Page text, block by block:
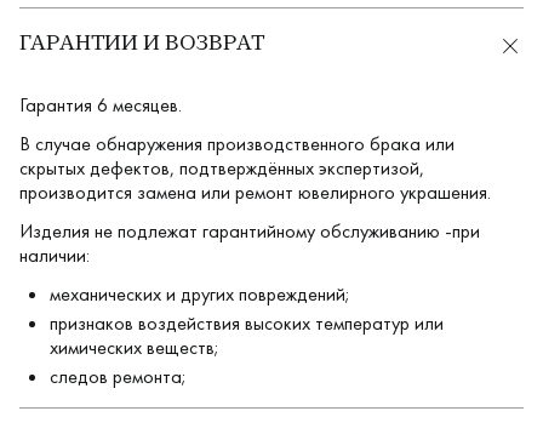
ГАРАНТИИ И ВОЗВРАТ
Гарантия 6 месяцев.
В случае обнаружения производственного брака или
скрытых дефектов, подтверждённых экспертизой,
производится замена или ремонт ювелирного украшения.
Изделия не подлежат гарантийному обслуживанию -при
наличии:
механических и других повреждений;
признаков воздействия высоких температур или
химических веществ;
следов ремонта;